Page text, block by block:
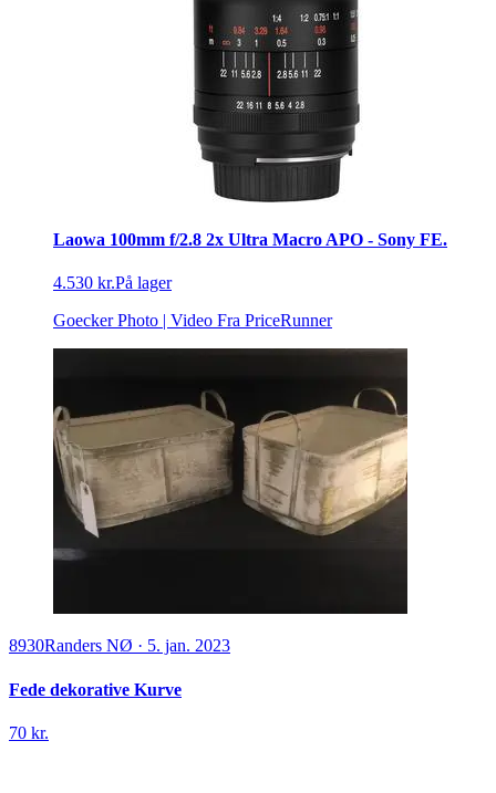
Laowa 100mm f/2.8 2x Ultra Macro APO - Sony FE.
4.530 kr.På lager
Goecker Photo | Video Fra PriceRunner
8930Randers NØ · 5. jan. 2023
Fede dekorative Kurve
70 kr.